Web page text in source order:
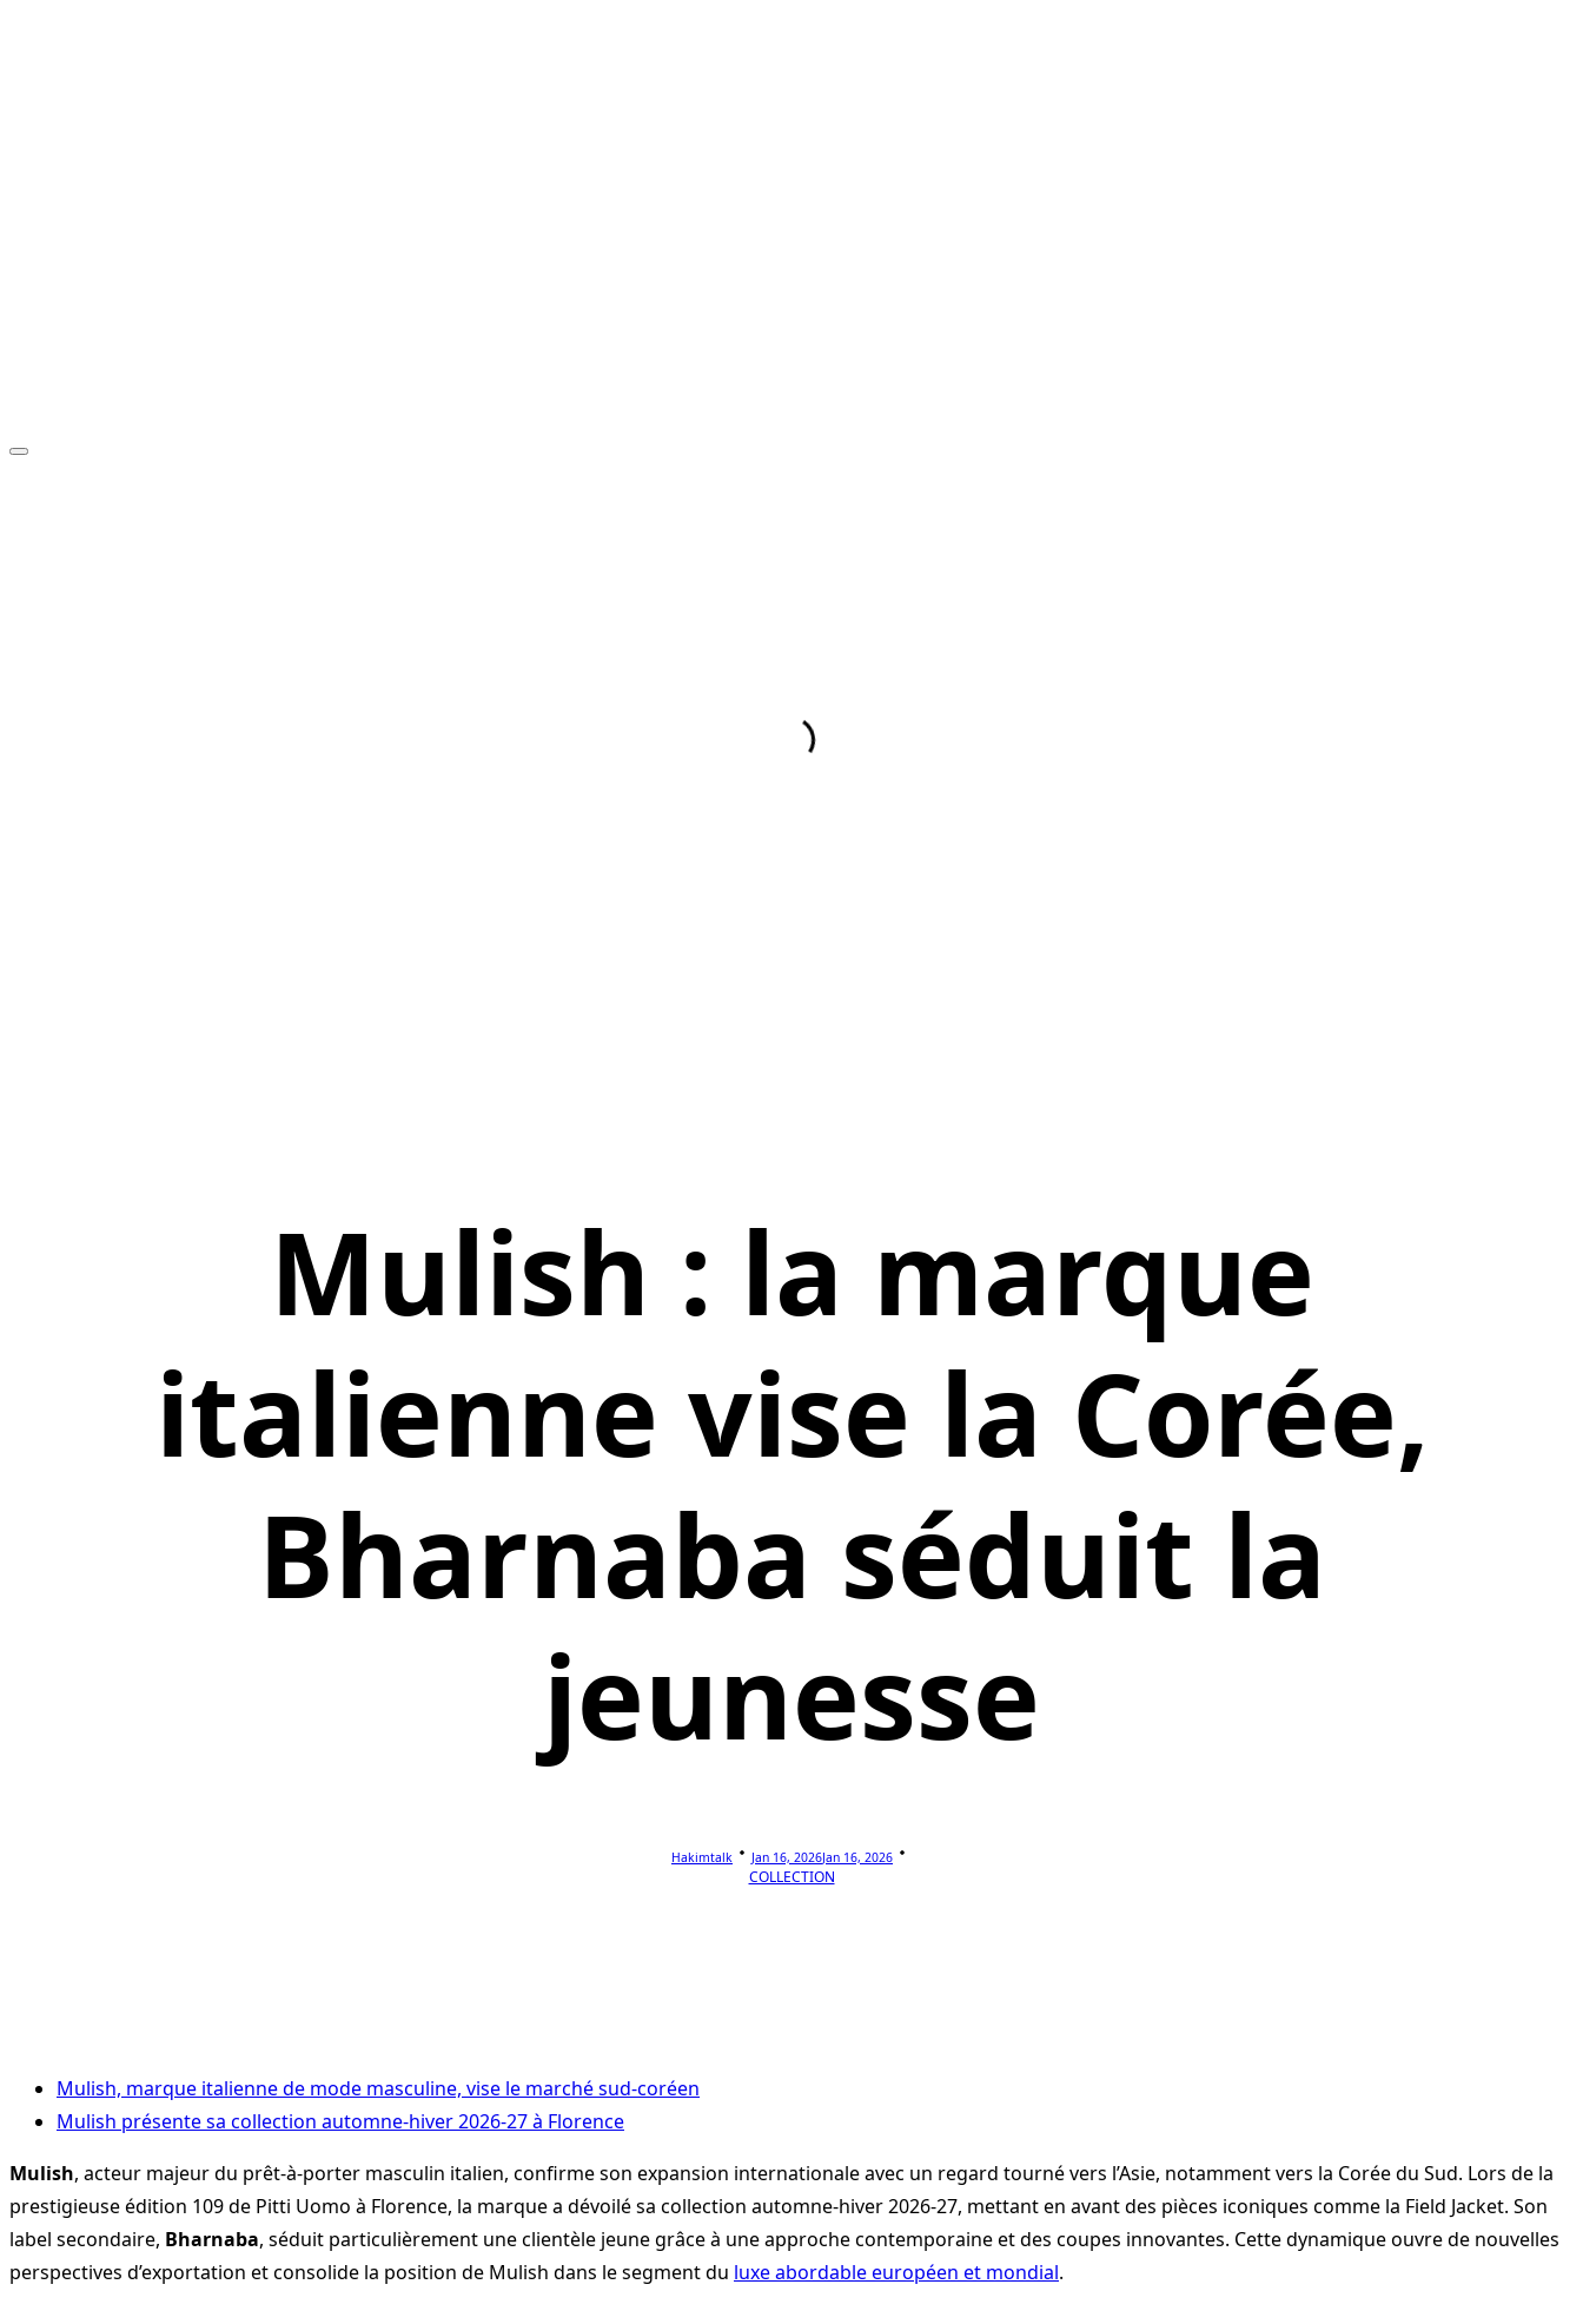
Mulish : la marque
italienne vise la Corée,
Bharnaba séduit la
jeunesse
Hakimtalk Jan 16, 2026Jan 16, 2026
COLLECTION
Mulish, marque italienne de mode masculine, vise le marché sud-coréen
Mulish présente sa collection automne-hiver 2026-27 à Florence
Mulish, acteur majeur du prêt-à-porter masculin italien, confirme son expansion internationale avec un regard tourné vers l’Asie, notamment vers la Corée du Sud. Lors de la
prestigieuse édition 109 de Pitti Uomo à Florence, la marque a dévoilé sa collection automne-hiver 2026-27, mettant en avant des pièces iconiques comme la Field Jacket. Son
label secondaire, Bharnaba, séduit particulièrement une clientèle jeune grâce à une approche contemporaine et des coupes innovantes. Cette dynamique ouvre de nouvelles
perspectives d’exportation et consolide la position de Mulish dans le segment du luxe abordable européen et mondial.